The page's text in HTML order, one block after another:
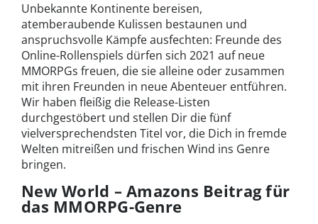
Unbekannte Kontinente bereisen,
atemberaubende Kulissen bestaunen und
anspruchsvolle Kämpfe ausfechten: Freunde des
Online-Rollenspiels dürfen sich 2021 auf neue
MMORPGs freuen, die sie alleine oder zusammen
mit ihren Freunden in neue Abenteuer entführen.
Wir haben fleißig die Release-Listen
durchgestöbert und stellen Dir die fünf
vielversprechendsten Titel vor, die Dich in fremde
Welten mitreißen und frischen Wind ins Genre
bringen.
New World – Amazons Beitrag für
das MMORPG-Genre